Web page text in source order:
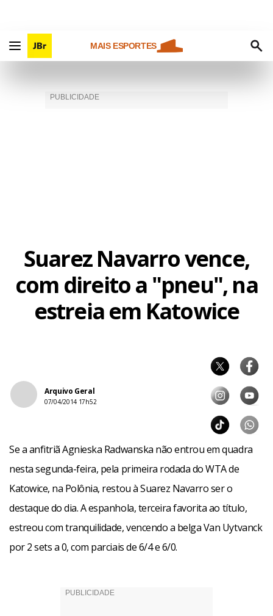
MAIS ESPORTES
Suarez Navarro vence,
com direito a "pneu", na
estreia em Katowice
Arquivo Geral
07/04/2014 17h52
Se a anfitriã Agnieska Radwanska não entrou em quadra
nesta segunda-feira, pela primeira rodada do WTA de
Katowice, na Polônia, restou à Suarez Navarro ser o
destaque do dia. A espanhola, terceira favorita ao título,
estreou com tranquilidade, vencendo a belga Van Uytvanck
por 2 sets a 0, com parciais de 6/4 e 6/0.